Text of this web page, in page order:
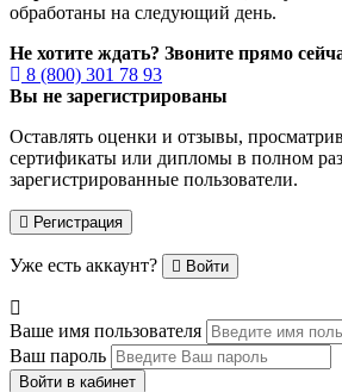
обработаны на следующий день.
Не хотите ждать? Звоните прямо
8 (800) 301 78 93
Вы не зарегистрированы
Оставлять оценки и отзывы,
сертификаты или дипломы в полном
зарегистрированные пользователи.
Регистрация
Уже есть аккаунт? Войти
Ваше имя пользователя
Ваш пароль
Войти в кабинет